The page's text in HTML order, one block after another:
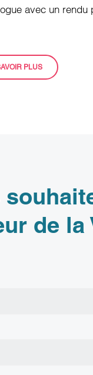
avec un rendu
PLUS
de la